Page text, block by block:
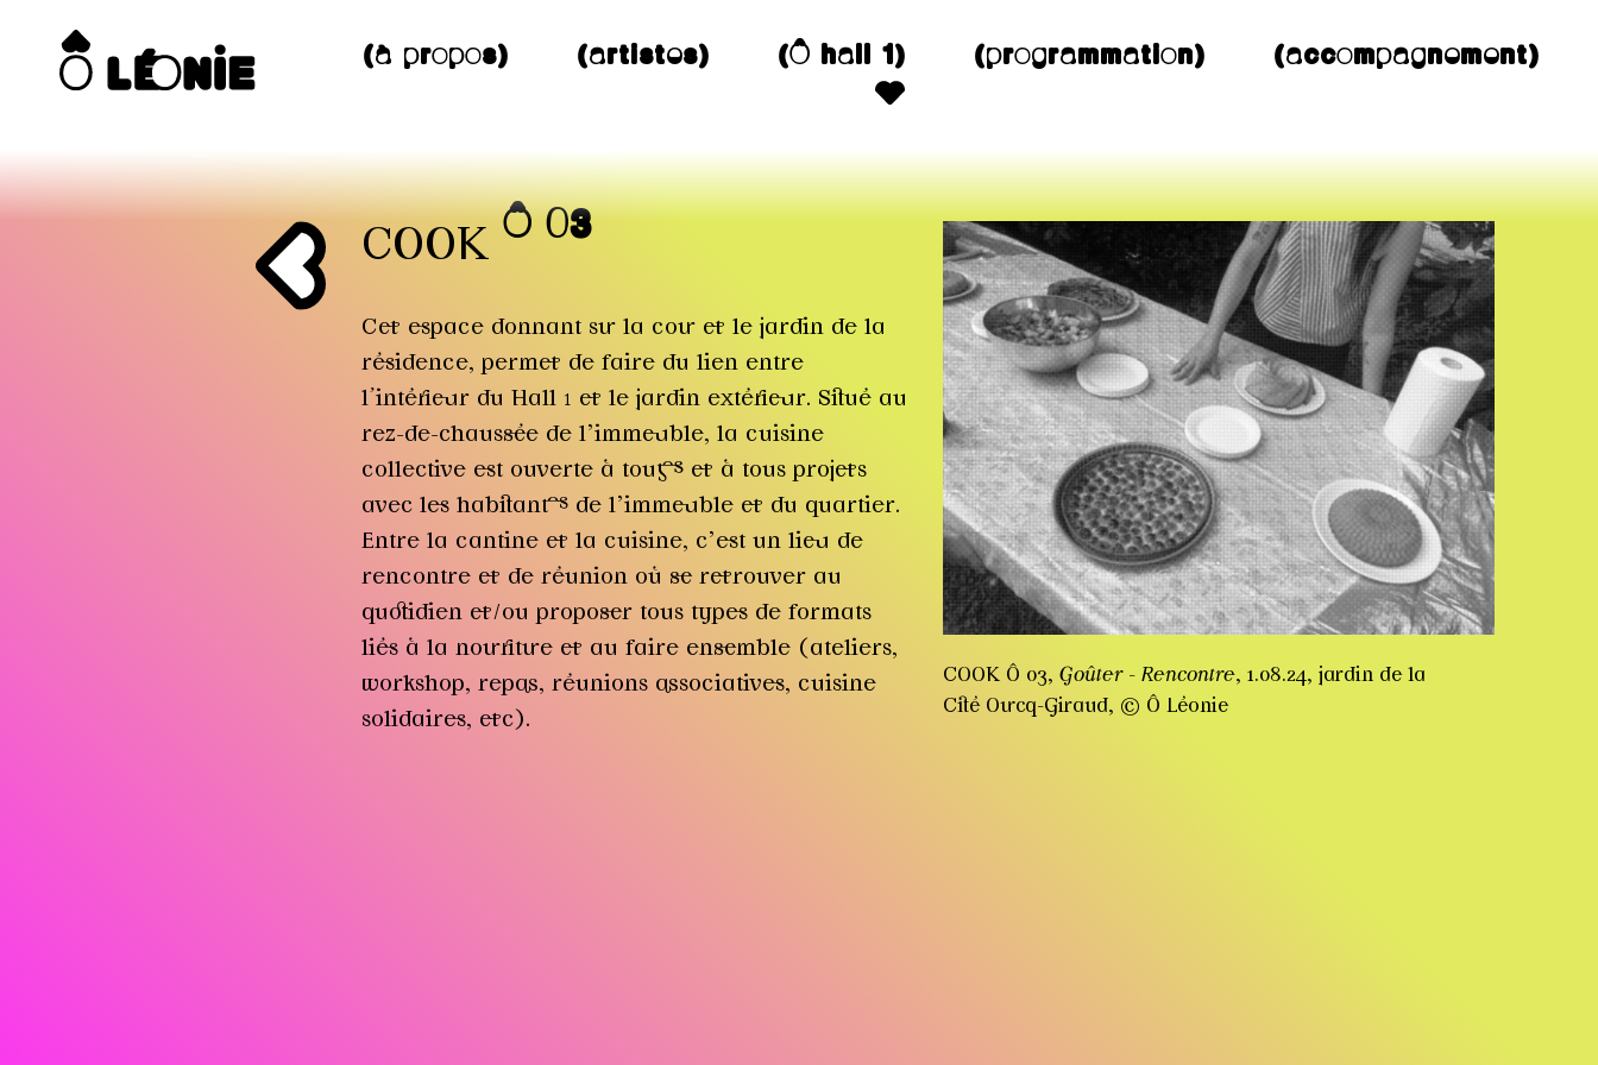
(à propos) (artistes) (Ô hall 1) (programmation) (accompagnement)
COOK Ô 03
Cet espace donnant sur la cour et le jardin de la
résidence, permet de faire du lien entre
l'intérieur du Hall 1 et le jardin extérieur. Situé au
rez-de-chaussée de l’immeuble, la cuisine
collective est ouverte à tous·tes et à tous projets
avec les habitant·es de l’immeuble et du quartier.
Entre la cantine et la cuisine, c’est un lieu de
rencontre et de réunion où se retrouver au
quotidien et/ou proposer tous types de formats
liés à la nourriture et au faire ensemble (ateliers,
workshop, repas, réunions associatives, cuisine
solidaires, etc).
COOK Ô 03, Goûter - Rencontre, 1.08.24, jardin de la
Cité Ourcq-Giraud, © Ô Léonie